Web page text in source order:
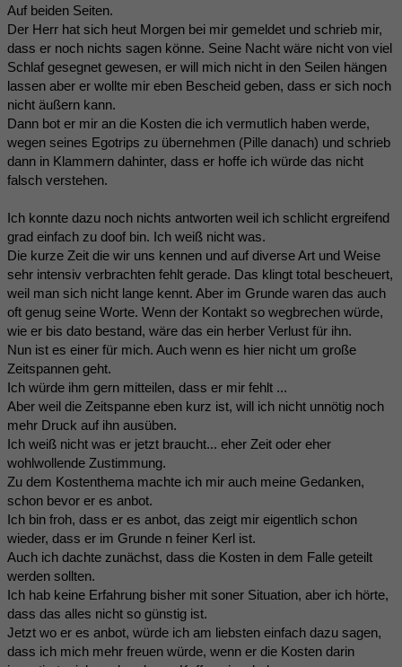
Auf beiden Seiten.
Der Herr hat sich heut Morgen bei mir gemeldet und schrieb mir,
dass er noch nichts sagen könne. Seine Nacht wäre nicht von viel
Schlaf gesegnet gewesen, er will mich nicht in den Seilen hängen
lassen aber er wollte mir eben Bescheid geben, dass er sich noch
nicht äußern kann.
Dann bot er mir an die Kosten die ich vermutlich haben werde,
wegen seines Egotrips zu übernehmen (Pille danach) und schrieb
dann in Klammern dahinter, dass er hoffe ich würde das nicht
falsch verstehen.
Ich konnte dazu noch nichts antworten weil ich schlicht ergreifend
grad einfach zu doof bin. Ich weiß nicht was.
Die kurze Zeit die wir uns kennen und auf diverse Art und Weise
sehr intensiv verbrachten fehlt gerade. Das klingt total bescheuert,
weil man sich nicht lange kennt. Aber im Grunde waren das auch
oft genug seine Worte. Wenn der Kontakt so wegbrechen würde,
wie er bis dato bestand, wäre das ein herber Verlust für ihn.
Nun ist es einer für mich. Auch wenn es hier nicht um große
Zeitspannen geht.
Ich würde ihm gern mitteilen, dass er mir fehlt ...
Aber weil die Zeitspanne eben kurz ist, will ich nicht unnötig noch
mehr Druck auf ihn ausüben.
Ich weiß nicht was er jetzt braucht... eher Zeit oder eher
wohlwollende Zustimmung.
Zu dem Kostenthema machte ich mir auch meine Gedanken,
schon bevor er es anbot.
Ich bin froh, dass er es anbot, das zeigt mir eigentlich schon
wieder, dass er im Grunde n feiner Kerl ist.
Auch ich dachte zunächst, dass die Kosten in dem Falle geteilt
werden sollten.
Ich hab keine Erfahrung bisher mit soner Situation, aber ich hörte,
dass das alles nicht so günstig ist.
Jetzt wo er es anbot, würde ich am liebsten einfach dazu sagen,
dass ich mich mehr freuen würde, wenn er die Kosten darin